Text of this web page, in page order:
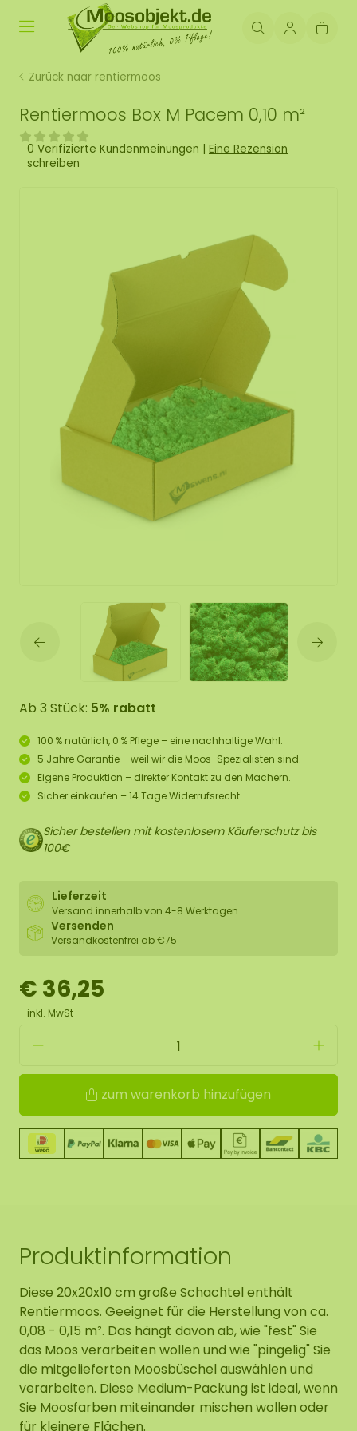
Zurück naar rentiermoos
Rentiermoos Box M Pacem 0,10 m²
0 Verifizierte Kundenmeinungen | Eine Rezension
schreiben
Ab 3 Stück: 5% rabatt
100 % natürlich, 0 % Pflege – eine nachhaltige Wahl.
5 Jahre Garantie – weil wir die Moos-Spezialisten sind.
Eigene Produktion – direkter Kontakt zu den Machern.
Sicher einkaufen – 14 Tage Widerrufsrecht.
Sicher bestellen mit kostenlosem Käuferschutz bis
100€
Lieferzeit
Versand innerhalb von 4-8 Werktagen.
Versenden
Versandkostenfrei ab €75
€ 36,25
inkl. MwSt
zum warenkorb hinzufügen
Produktinformation
Diese 20x20x10 cm große Schachtel enthält
Rentiermoos. Geeignet für die Herstellung von ca.
0,08 - 0,15 m². Das hängt davon ab, wie "fest" Sie
das Moos verarbeiten wollen und wie "pingelig" Sie
die mitgelieferten Moosbüschel auswählen und
verarbeiten. Diese Medium-Packung ist ideal, wenn
Sie Moosfarben miteinander mischen wollen oder
für kleinere Flächen.